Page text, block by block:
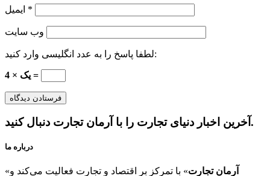
*
وب‌ سایت
لطفا پاسخ را به عدد انگلیسی وارد کنید:
یک × 4 =
آخرین اخبار دنیای تجارت را با آرمان تجارت دنبال کنید.
درباره ما
« آرمان تجارت» با تمرکز بر اقتصاد و تجارت فعالیت می‌کند و